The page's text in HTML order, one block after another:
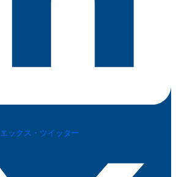
エックス・ツイッター